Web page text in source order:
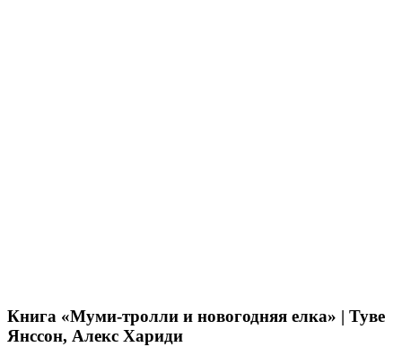
Книга «Муми-тролли и новогодняя елка» | Туве
Янссон, Алекс Хариди